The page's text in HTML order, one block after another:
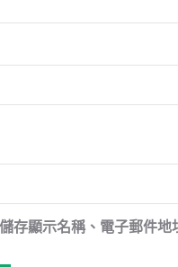
存顯示名稱、電子郵件地